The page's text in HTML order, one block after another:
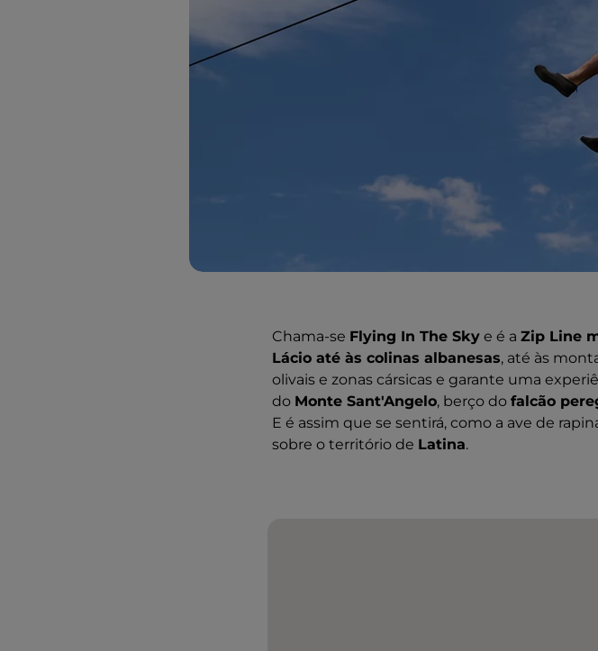
Chama-se Flying In The Sky e é a Zip Line
Lácio até às colinas albanesas, até às
olivais e zonas cársicas e garante uma
do Monte Sant'Angelo, berço do falcão
E é assim que se sentirá, como a ave de
sobre o território de Latina.